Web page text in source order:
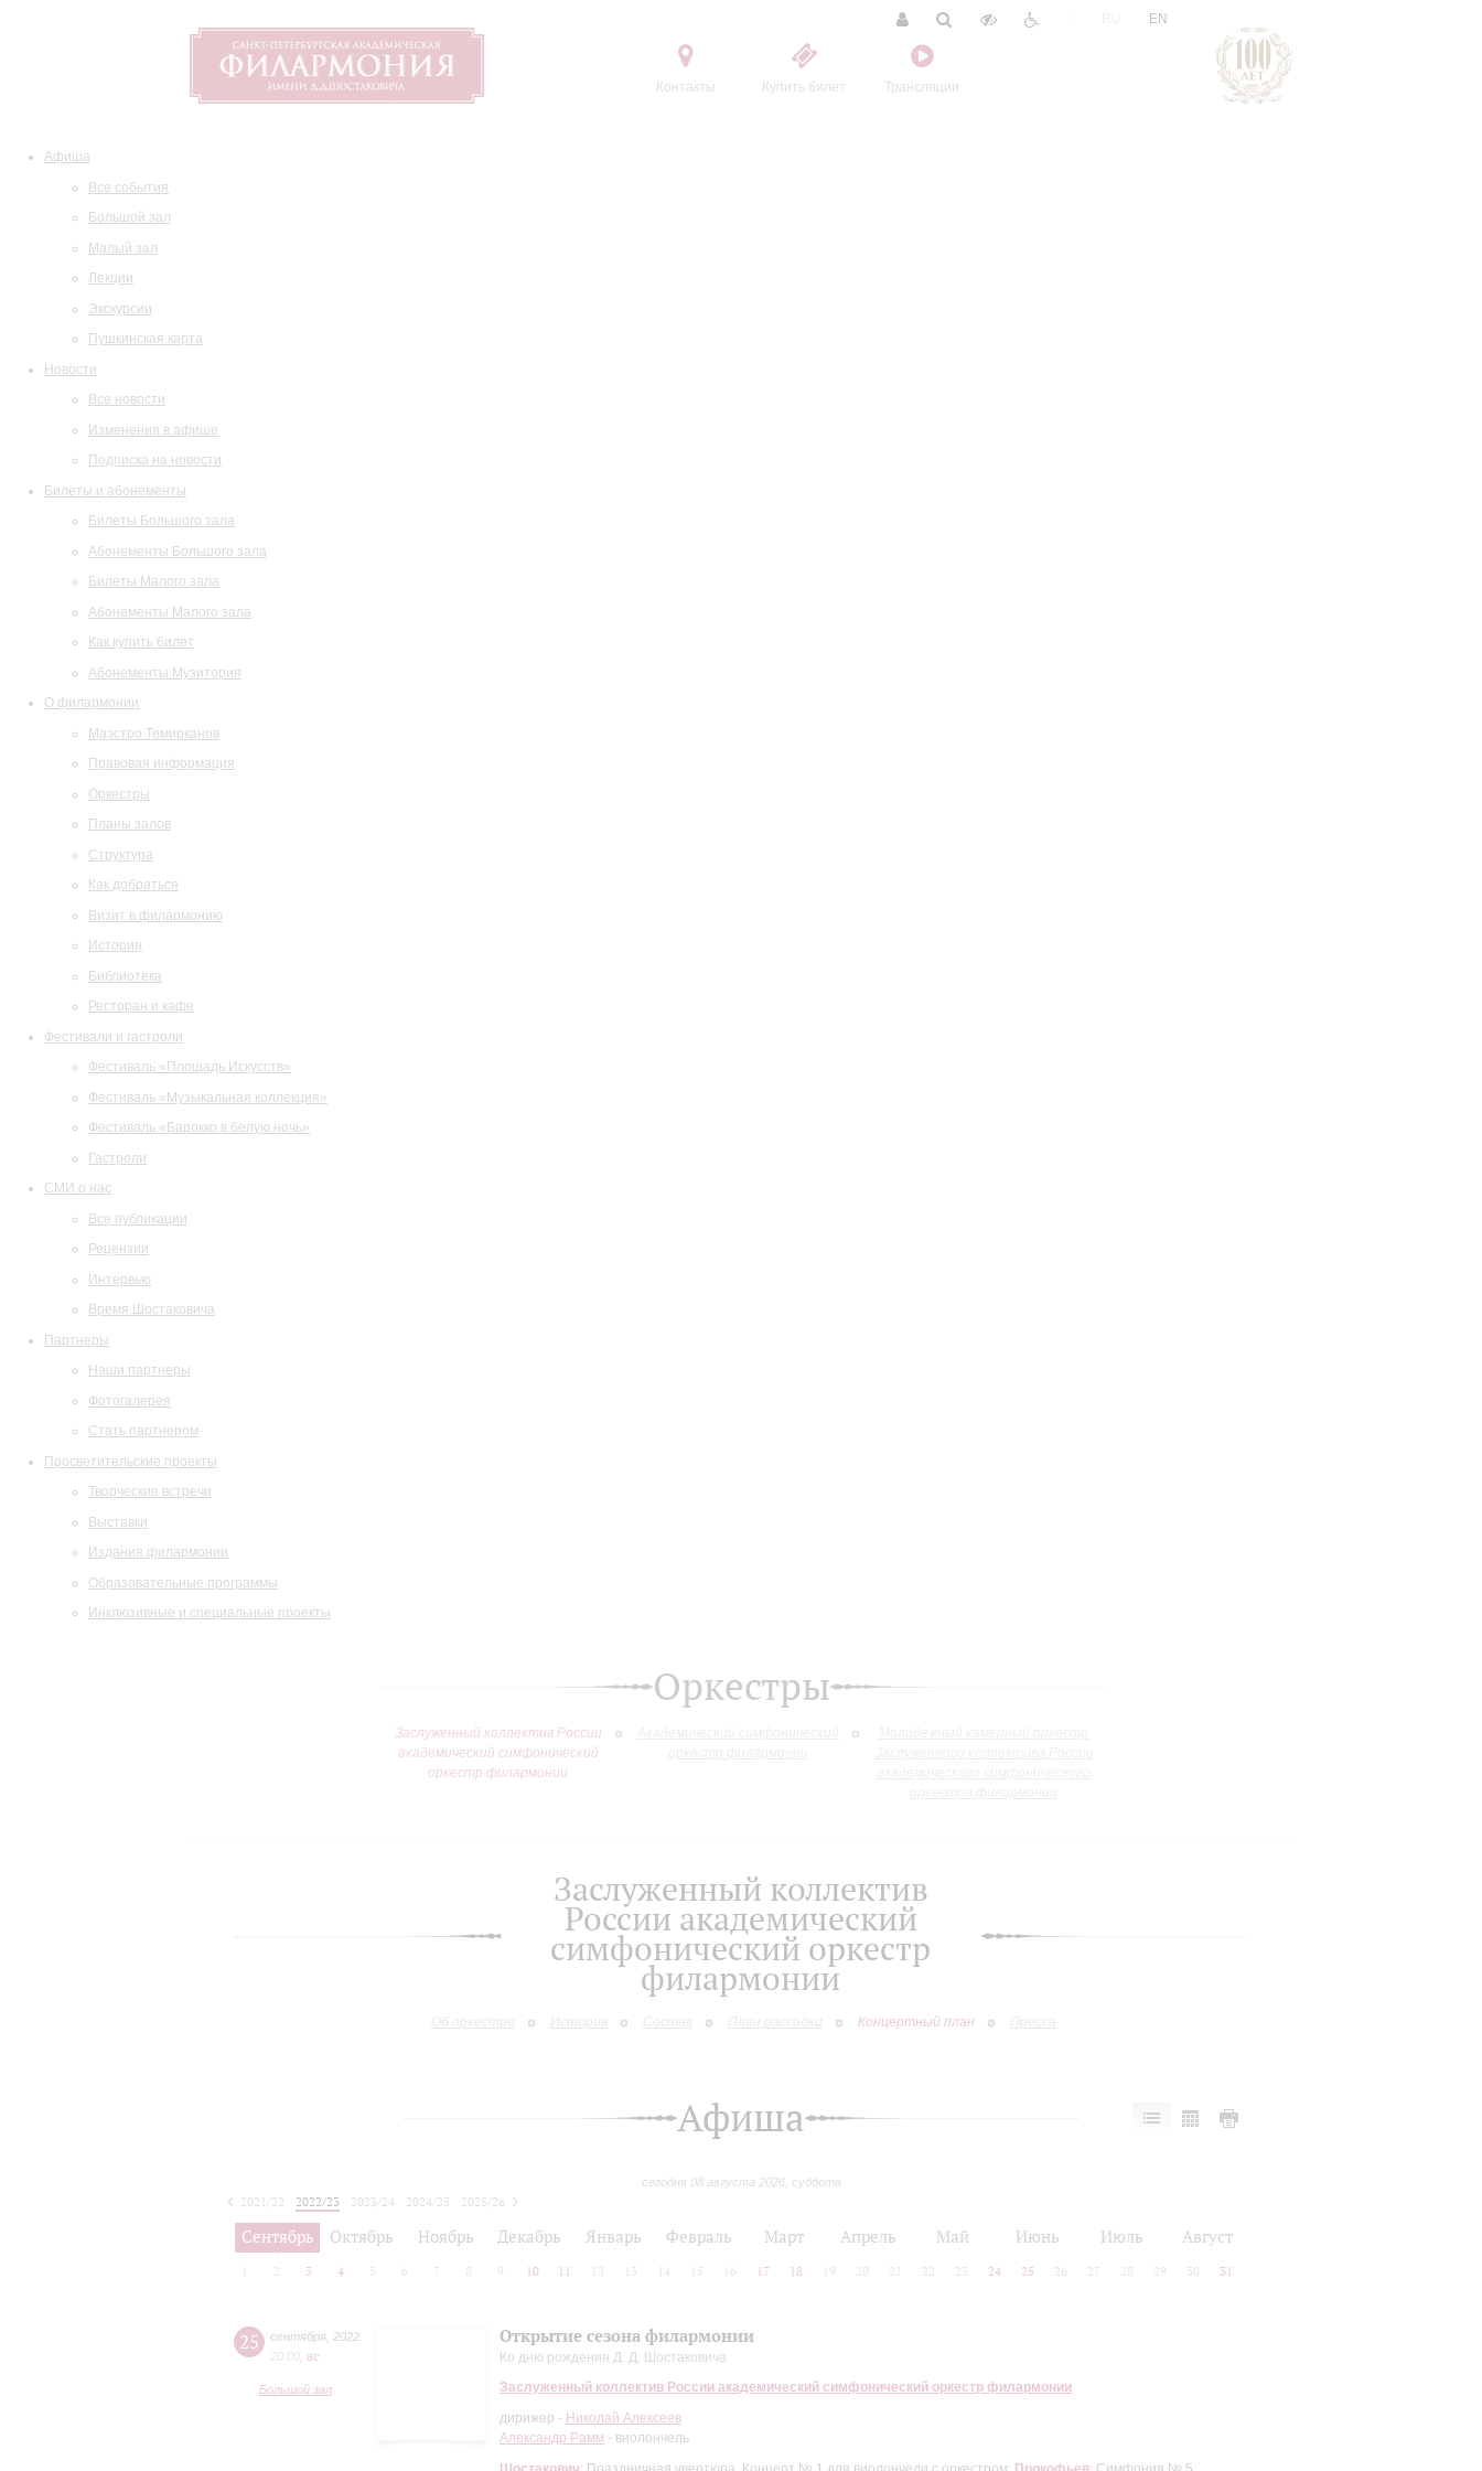
Контакты Купить билет Трансляции
EN
Афиша
Все события
Большой зал
Малый зал
Лекции
Экскурсии
Пушкинская карта
Новости
Все новости
Изменения в афише
Подписка на новости
Билеты и абонементы
Билеты Большого зала
Абонементы Большого зала
Билеты Малого зала
Абонементы Малого зала
Как купить билет
Абонементы Музитория
О филармонии
Маэстро Темирканов
Правовая информация
Оркестры
Планы залов
Структура
Как добраться
Визит в филармонию
История
Библиотека
Ресторан и кафе
Фестивали и гастроли
Фестиваль «Площадь Искусств»
Фестиваль «Музыкальная коллекция»
Фестиваль «Барокко в белую ночь»
Гастроли
СМИ о нас
Все публикации
Рецензии
Интервью
Время Шостаковича
Партнеры
Наши партнеры
Фотогалерея
Стать партнером
Просветительские проекты
Творческие встречи
Выставки
Издания филармонии
Образовательные программы
Инклюзивные и специальные проекты
Оркестры
Заслуженный коллектив России
академический симфонический
оркестр филармонии
Заслуженный коллектив
России академический
симфонический оркестр
филармонии
Об оркестре История Состав План рассадки Концертный план Пресса
Афиша
сегодня 08 августа 2026, суббота
2021/22 2022/23 2023/24 2024/25
2025/26
2026/27
Сентябрь Октябрь Ноябрь Декабрь Январь Февраль Март Апрель Май Июнь Июль Август
2 3 4 5 6 7 8 9 10 11 12 13 14 15 16 17 18 19 20 21 22 23 24 25 26 27 28 29 30 31
25 сентября 2022
20:00 вc
Большой зал
Открытие сезона филармонии
Ко дню рождения Д. Д. Шостаковича
Заслуженный коллектив России академический симфонический оркестр филармонии
дирижер - Николай Алексеев
Александр Рамм - виолончель